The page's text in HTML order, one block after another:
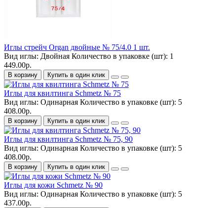
Иглы стрейч Organ двойные № 75/4.0 1 шт.
Вид иглы: Двойная Количество в упаковке (шт): 1
449.00р.
В корзину Купить в один клик
Иглы для квилтинга Schmetz № 75
Вид иглы: Одинарная Количество в упаковке (шт): 5
408.00р.
В корзину Купить в один клик
Иглы для квилтинга Schmetz № 75, 90
Вид иглы: Одинарная Количество в упаковке (шт): 5
408.00р.
В корзину Купить в один клик
Иглы для кожи Schmetz № 90
Вид иглы: Одинарная Количество в упаковке (шт): 5
437.00р.